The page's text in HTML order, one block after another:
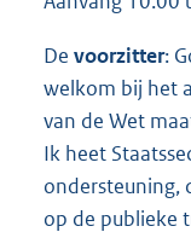
De voorzitter:
welkom bij het
van de Wet
Ik heet
ondersteuning,
op de publieke